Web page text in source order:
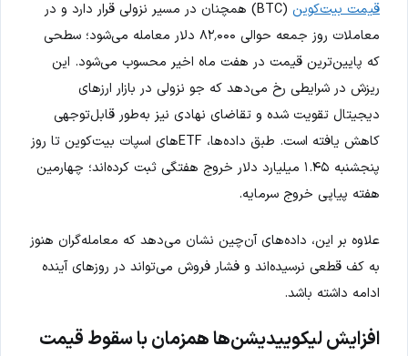
قیمت بیت‌کوین
(BTC) همچنان در مسیر نزولی قرار دارد و در
معاملات روز جمعه حوالی ۸۲٬۰۰۰ دلار معامله می‌شود؛ سطحی
که پایین‌ترین قیمت در هفت ماه اخیر محسوب می‌شود. این
ریزش در شرایطی رخ می‌دهد که جو نزولی در بازار ارزهای
دیجیتال تقویت شده و تقاضای نهادی نیز به‌طور قابل‌توجهی
کاهش یافته است. طبق داده‌ها، ETFهای اسپات بیت‌کوین تا روز
پنجشنبه ۱.۴۵ میلیارد دلار خروج هفتگی ثبت کرده‌اند؛ چهارمین
هفته پیاپی خروج سرمایه.
علاوه بر این، داده‌های آن‌چین نشان می‌دهد که معامله‌گران هنوز
به کف قطعی نرسیده‌اند و فشار فروش می‌تواند در روزهای آینده
ادامه داشته باشد.
افزایش لیکوییدیشن‌ها همزمان با سقوط قیمت